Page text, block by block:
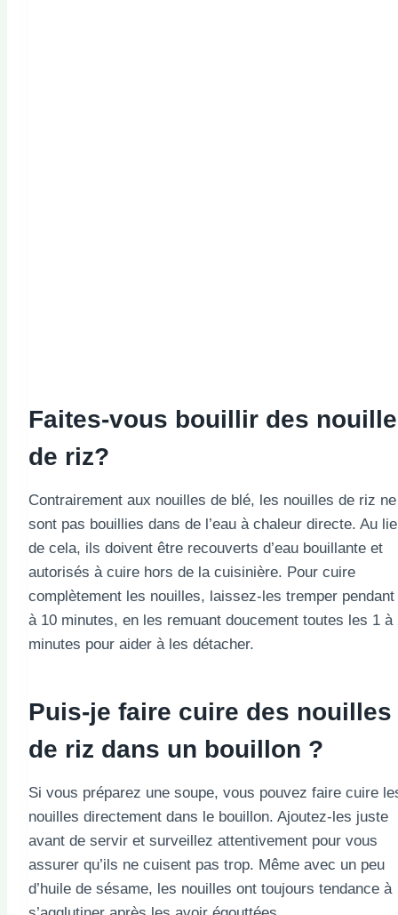
Faites-vous bouillir des
de riz?
Contrairement aux nouilles de blé, les nouilles de riz ne
sont pas bouillies dans de l’eau à chaleur directe. Au
de cela, ils doivent être recouverts d’eau bouillante et
autorisés à cuire hors de la cuisinière. Pour cuire
complètement les nouilles, laissez-les tremper pendant
à 10 minutes, en les remuant doucement toutes les 1 à
minutes pour aider à les détacher.
Puis-je faire cuire des nouilles
de riz dans un bouillon ?
Si vous préparez une soupe, vous pouvez faire cuire
nouilles directement dans le bouillon. Ajoutez-les juste
avant de servir et surveillez attentivement pour vous
assurer qu’ils ne cuisent pas trop. Même avec un peu
d’huile de sésame, les nouilles ont toujours tendance à